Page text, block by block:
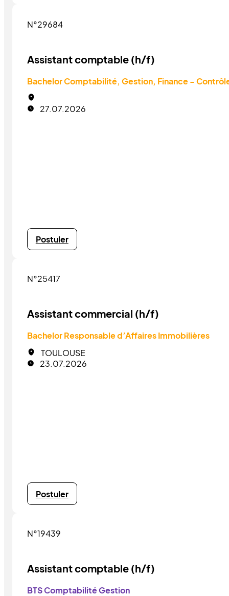
N°29684
Assistant comptable (h/f)
Bachelor Comptabilité, Gestion, Finance -
27.07.2026
Postuler
N°25417
Assistant commercial (h/f)
Bachelor Responsable d’Affaires Immobilières
TOULOUSE
23.07.2026
Postuler
N°19439
Assistant comptable (h/f)
BTS Comptabilité Gestion